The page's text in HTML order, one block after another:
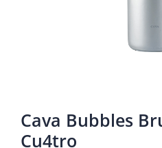
Cava Bubbles
Cu4tro